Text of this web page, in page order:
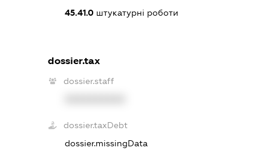
45.41.0штукатурні роботи
dossier.tax
dossier.staff
dossier.taxDebt
dossier.missingData